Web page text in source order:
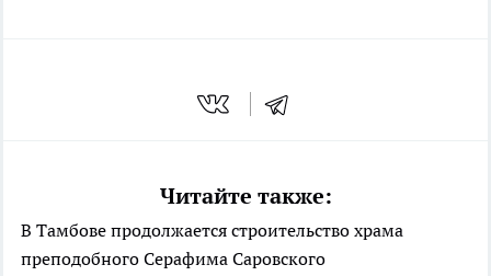
Читайте также:
В Тамбове продолжается строительство храма
преподобного Серафима Саровского